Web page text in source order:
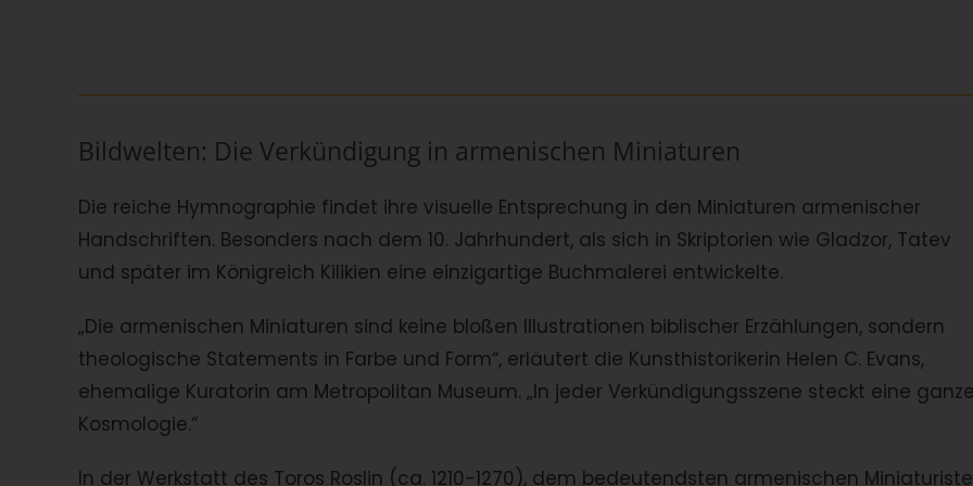
Bildwelten: Die Verkündigung in armenischen Miniaturen
Die reiche Hymnographie findet ihre visuelle Entsprechung in den Miniaturen armenischer
Handschriften. Besonders nach dem 10. Jahrhundert, als sich in Skriptorien wie Gladzor, Tatev
und später im Königreich Kilikien eine einzigartige Buchmalerei entwickelte.
„Die armenischen Miniaturen sind keine bloßen Illustrationen biblischer Erzählungen, sondern
theologische Statements in Farbe und Form“, erläutert die Kunsthistorikerin Helen C. Evans,
ehemalige Kuratorin am Metropolitan Museum. „In jeder Verkündigungsszene steckt eine
Kosmologie.“
In der Werkstatt des Toros Roslin (ca. 1210-1270), dem bedeutendsten armenischen